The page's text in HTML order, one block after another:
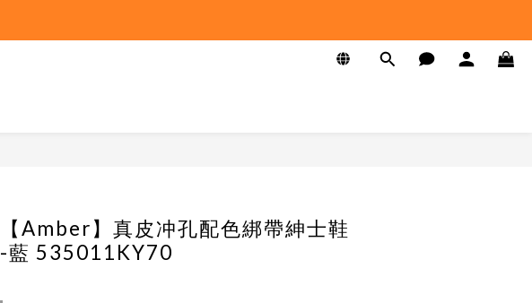
【Amber】真皮冲孔配色綁帶紳士鞋
-藍 535011KY70